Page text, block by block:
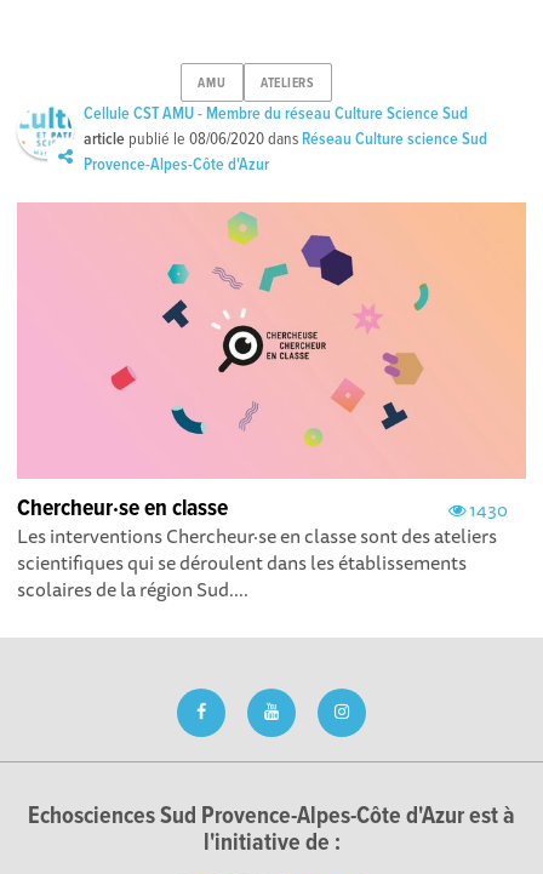
AMU ATELIERS
Cellule CST AMU - Membre du réseau Culture Science Sud
article publié le08/06/2020dans Réseau Culture science Sud
Provence-Alpes-Côte d'Azur
1430
Chercheur·se en classe
Les interventions Chercheur·se en classe sont des ateliers
scientifiques qui se déroulent dans les établissements
scolaires de la région Sud....
Echosciences Sud Provence-Alpes-Côte d'Azur est à
l'initiative de :